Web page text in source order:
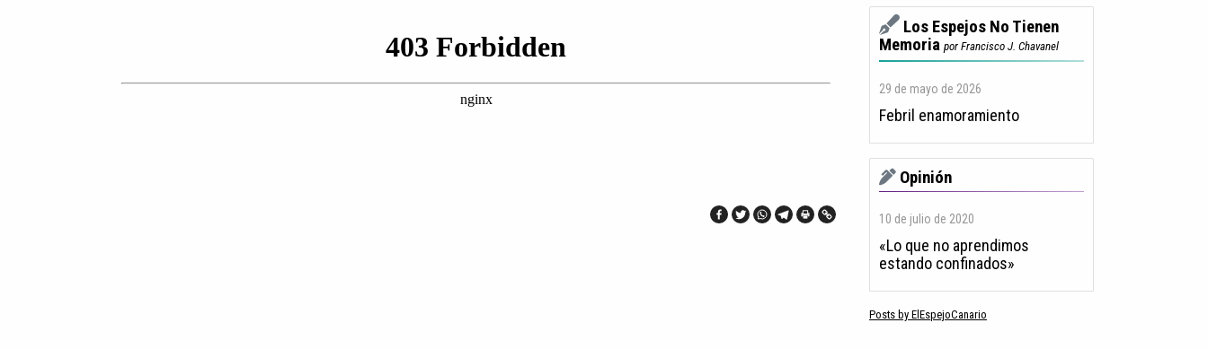
Los Espejos No Tienen
Memoria por Francisco J. Chavanel
29 de mayo de 2026
Febril enamoramiento
Opinión
10 de julio de 2020
«Lo que no aprendimos
estando confinados»
Posts by ElEspejoCanario